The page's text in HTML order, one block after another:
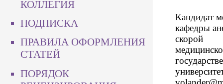
КОЛЛЕГИЯ
ПОДПИСКА
ПРАВИЛА ОФОРМЛЕНИЯ
СТАТЕЙ
ПОРЯДОК
Кандидат
кафедры
скорой